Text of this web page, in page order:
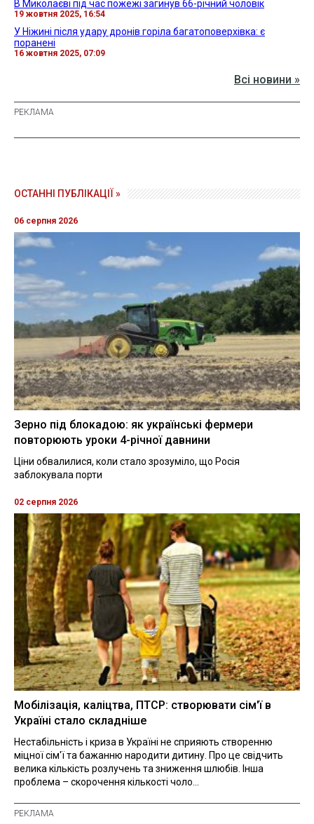
В Миколаєві під час пожежі загинув 66-річний чоловік
19 жовтня 2025, 16:54
У Ніжині після удару дронів горіла багатоповерхівка: є
поранені
16 жовтня 2025, 07:09
Всі новини »
ОСТАННІ ПУБЛІКАЦІЇ »
06 серпня 2026
Зерно під блокадою: як українські фермери
повторюють уроки 4-річної давнини
Ціни обвалилися, коли стало зрозуміло, що Росія
заблокувала порти
02 серпня 2026
Мобілізація, каліцтва, ПТСР: створювати сім'ї в
Україні стало складніше
Нестабільність і криза в Україні не сприяють створенню
міцної сім'ї та бажанню народити дитину. Про це свідчить
велика кількість розлучень та зниження шлюбів. Інша
проблема – скорочення кількості чоло...